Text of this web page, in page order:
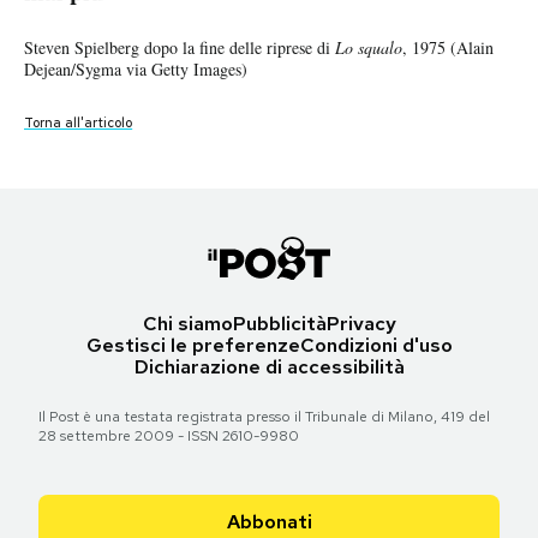
Regala il Post
Hai bisogno di aiuto?
Esci
Steven Spielberg dopo la fine delle riprese di Lo squalo, 1975 (Alain
Dejean/Sygma via Getty Images)
Torna all'articolo
Torna all'articolo
mai più
Steven Spielberg (Boulevard/Corbis/Getty Images)
Torna all'articolo
Chi siamoPubblicitàPrivacy
Gestisci le preferenzeCondizioni d'uso
Dichiarazione di accessibilità
Il Post è una testata registrata presso il Tribunale di Milano, 419 del
28 settembre 2009 - ISSN 2610-9980
Abbonati